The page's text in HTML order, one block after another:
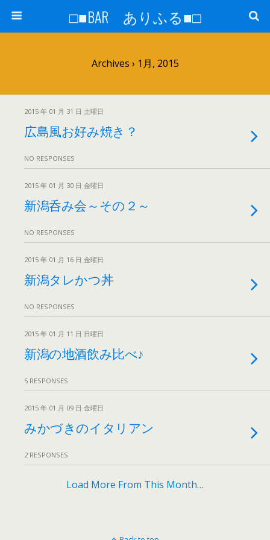
□■BAR ありふる■□
Archives › 1月, 2015
2015 年 01 月 31 日 土曜日
広島風お好み焼き？
NO RESPONSES
2015 年 01 月 30 日 金曜日
新潟呑み会～その２～
NO RESPONSES
2015 年 01 月 16 日 金曜日
新潟タレかつ丼
NO RESPONSES
2015 年 01 月 11 日 日曜日
新潟の地酒飲み比べ♪
5 RESPONSES
2015 年 01 月 09 日 金曜日
みかづきのイタリアン
2 RESPONSES
Load More From This Month…